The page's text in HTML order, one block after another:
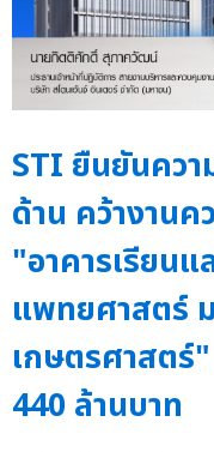
STI ยืนยันควา
ด้าน คว้างาน
"อาคารเรียน
แพทยศาสตร์
เกษตรศาสตร์
440 ล้านบาท